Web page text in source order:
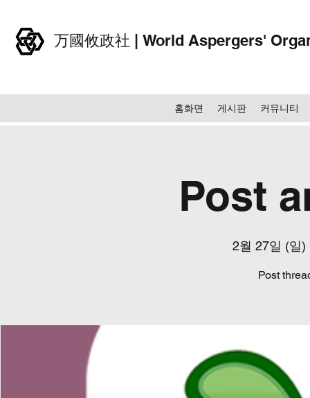
万國攸政社 | World Aspergers'
홈화면 게시판 커뮤니티
Post
2월 27일 (일)
Post